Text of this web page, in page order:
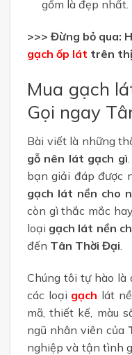
gốm là đẹp nhất.
>>> Đừng bỏ qua:
gạch ốp lát trên
Mua gạch
Gọi ngay
Bài viết là những
gỗ nên lát gạch gì
bạn giải đáp được
gạch lát nền cho
còn gì thắc mắc
loại gạch lát nền
đến Tân Thời Đại
Chúng tôi tự hào là
các loại gạch lát
mã, thiết kế, màu
ngũ nhân viên của
nghiệp và tận tình